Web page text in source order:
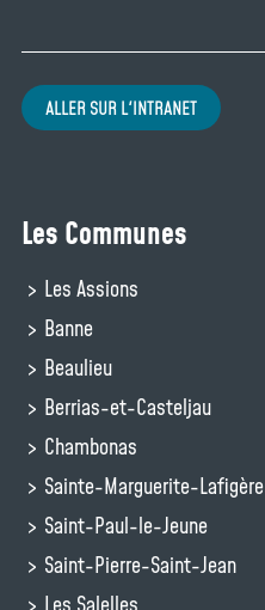
ALLER SUR L'INTRANET
Les Communes
Les Assions
Banne
Beaulieu
Berrias-et-Casteljau
Chambonas
Sainte-Marguerite-Lafigère
Saint-Paul-le-Jeune
Saint-Pierre-Saint-Jean
Les Salelles